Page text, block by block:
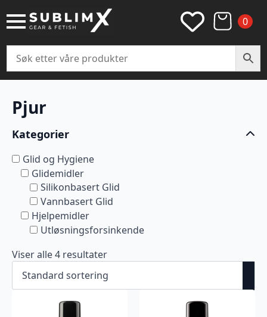
0
Pjur
Kategorier
Glid og Hygiene
Glidemidler
Silikonbasert Glid
Vannbasert Glid
Hjelpemidler
Utløsningsforsinkende
Viser alle 4 resultater